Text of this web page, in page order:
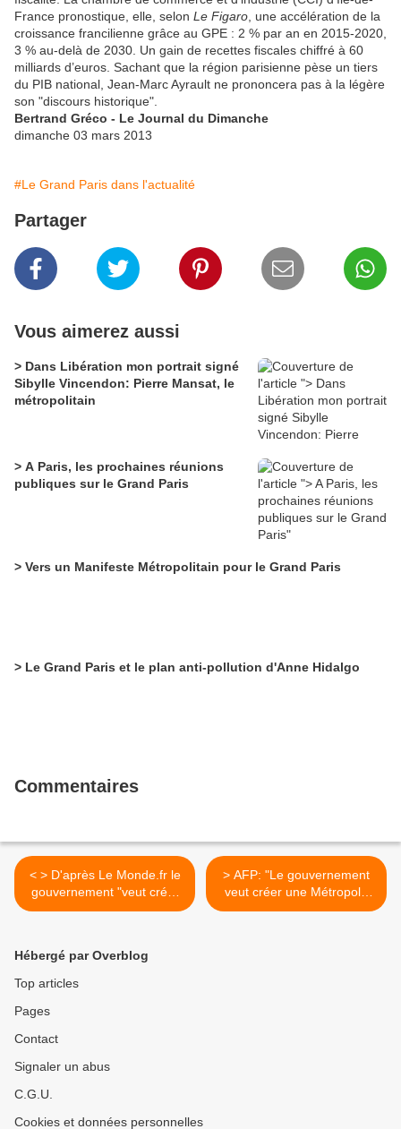
France pronostique, elle, selon Le Figaro , une accélération de la
croissance francilienne grâce au GPE : 2 % par an en 2015-2020,
3 % au-delà de 2030. Un gain de recettes fiscales chiffré à 60
milliards d’euros. Sachant que la région parisienne pèse un tiers
du PIB national, Jean-Marc Ayrault ne prononcera pas à la légère
son "discours historique".
Bertrand Gréco - Le Journal du Dimanche
dimanche 03 mars 2013
#Le Grand Paris dans l'actualité
Partager
Vous aimerez aussi
> Dans Libération mon portrait signé
Sibylle Vincendon: Pierre Mansat, le
métropolitain
> A Paris, les prochaines réunions
publiques sur le Grand Paris
> Vers un Manifeste Métropolitain pour le Grand Paris
> Le Grand Paris et le plan anti-pollution d'Anne Hidalgo
Commentaires
< > D'après Le Monde.fr le
gouvernement "veut créer
une Métropole de Paris"
> AFP: "Le gouvernement
veut créer une Métropole
de Paris" >
Hébergé par Overblog
Top articles
Pages
Contact
Signaler un abus
C.G.U.
Cookies et données personnelles